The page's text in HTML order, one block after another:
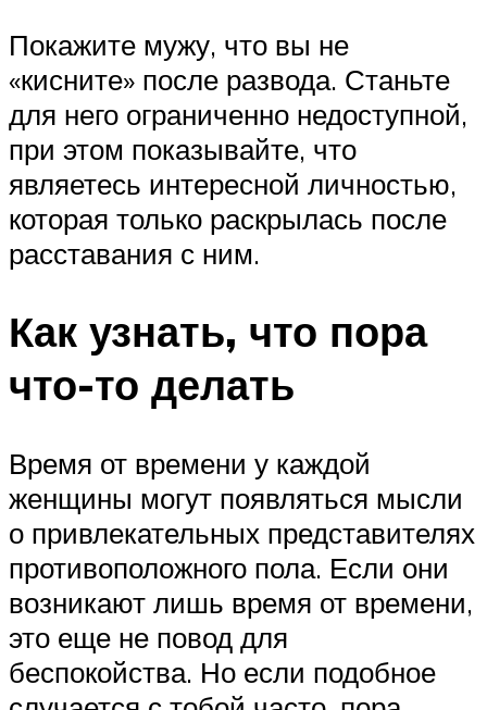
Покажите мужу, что вы не
«кисните» после развода. Станьте
для него ограниченно недоступной,
при этом показывайте, что
являетесь интересной личностью,
которая только раскрылась после
расставания с ним.
Как узнать, что пора
что-то делать
Время от времени у каждой
женщины могут появляться мысли
о привлекательных представителях
противоположного пола. Если они
возникают лишь время от времени,
это еще не повод для
беспокойства. Но если подобное